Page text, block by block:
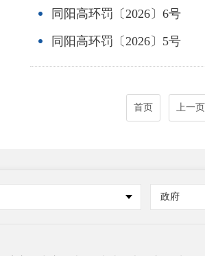
同阳高环罚〔2026〕6号
同阳高环罚〔2026〕5号
首页 上一页
政府